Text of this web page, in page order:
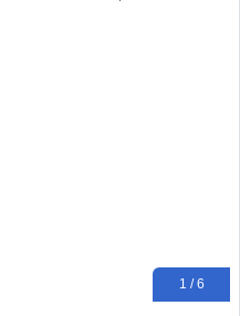
1 / 6